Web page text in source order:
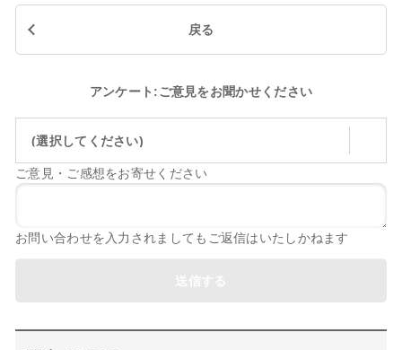
戻る
アンケート:ご意見をお聞かせください
(選択してください)
ご意見・ご感想をお寄せください
お問い合わせを入力されましてもご返信はいたしかねます